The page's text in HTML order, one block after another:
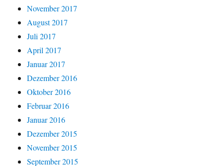
November 2017
August 2017
Juli 2017
April 2017
Januar 2017
Dezember 2016
Oktober 2016
Februar 2016
Januar 2016
Dezember 2015
November 2015
September 2015